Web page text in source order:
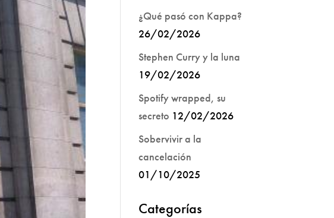
¿Qué pasó con Kappa?
26/02/2026
Stephen Curry y la luna
19/02/2026
Spotify wrapped, su
secreto 12/02/2026
Sobervivir a la
cancelación
01/10/2025
Categorías